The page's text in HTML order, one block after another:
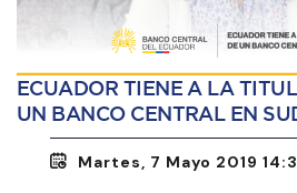
ECUADOR TIENE A LA
UN BANCO CENTRAL EN
Martes, 7 Mayo 2019